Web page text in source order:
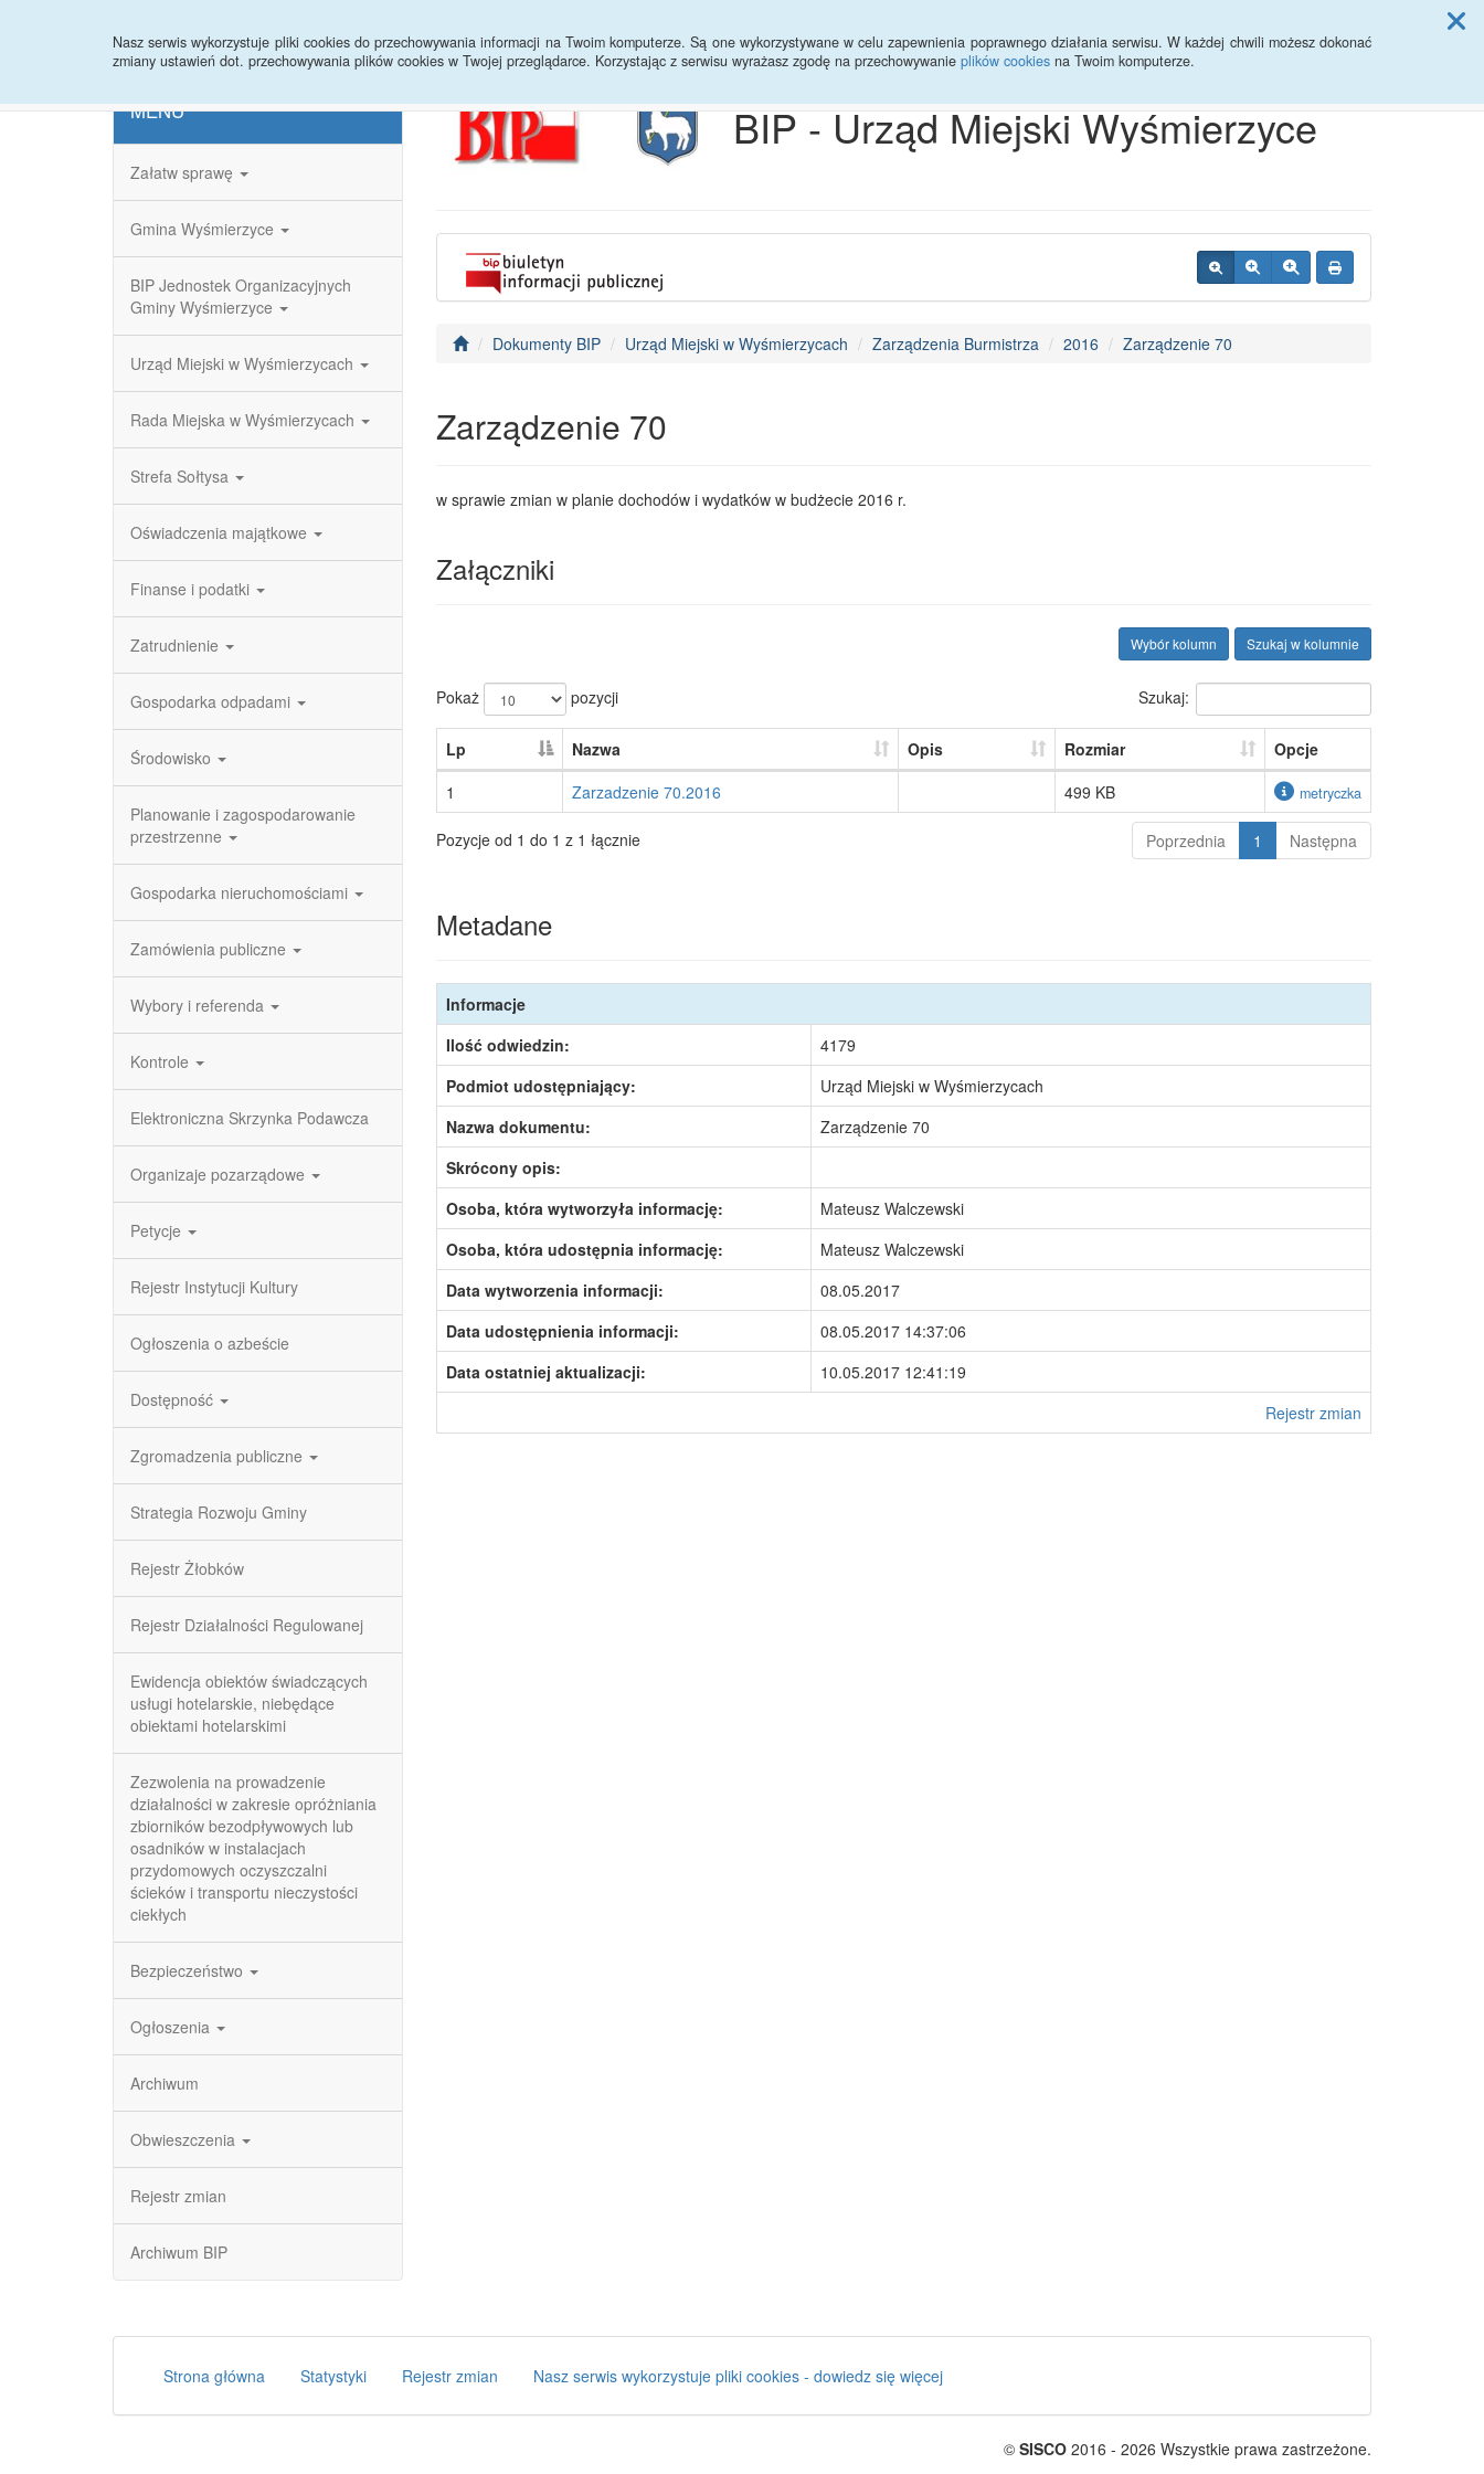
Nasz serwis wykorzystuje pliki cookies do przechowywania informacji na Twoim komputerze. Są one wykorzystywane w celu zapewnienia poprawnego działania serwisu. W każdej chwili możesz dokonać
zmiany ustawień dot. przechowywania plików cookies w Twojej przeglądarce. Korzystając z serwisu wyrażasz zgodę na przechowywanie plików cookies na Twoim komputerze.
Przycisk wyszukaj duży
MENU
Załatw sprawę
Gmina Wyśmierzyce
BIP Jednostek Organizacyjnych
Gminy Wyśmierzyce
Urząd Miejski w Wyśmierzycach
Rada Miejska w Wyśmierzycach
Strefa Sołtysa
Oświadczenia majątkowe
Finanse i podatki
Zatrudnienie
Gospodarka odpadami
Środowisko
Planowanie i zagospodarowanie
przestrzenne
Gospodarka nieruchomościami
Zamówienia publiczne
Wybory i referenda
Kontrole
Elektroniczna Skrzynka Podawcza
Organizaje pozarządowe
Petycje
Rejestr Instytucji Kultury
Ogłoszenia o azbeście
Dostępność
Zgromadzenia publiczne
Strategia Rozwoju Gminy
Rejestr Żłobków
Rejestr Działalności Regulowanej
Ewidencja obiektów świadczących
usługi hotelarskie, niebędące
obiektami hotelarskimi
Zezwolenia na prowadzenie
działalności w zakresie opróżniania
zbiorników bezodpływowych lub
osadników w instalacjach
przydomowych oczyszczalni
ścieków i transportu nieczystości
ciekłych
Bezpieczeństwo
Ogłoszenia
Archiwum
Obwieszczenia
Rejestr zmian
Archiwum BIP
BIP - Urząd Miejski Wyśmierzyce
Dokumenty BIP Urząd Miejski w Wyśmierzycach Zarządzenia Burmistrza 2016 Zarządzenie 70
Zarządzenie 70
w sprawie zmian w planie dochodów i wydatków w budżecie 2016 r.
Załączniki
Szukaj w kolumnie
Wybór kolumn
Pokaż pozycji Szukaj:
Lp Nazwa Opis Rozmiar
Opcje
1
Zarzadzenie 70.2016 499 KB metryczka
Pozycje od 1 do 1 z 1 łącznie Poprzednia 1 Następna
Metadane
Informacje
Ilość odwiedzin:
4179
Podmiot udostępniający:
Urząd Miejski w Wyśmierzycach
Nazwa dokumentu:
Zarządzenie 70
Skrócony opis:
Osoba, która wytworzyła informację:
Mateusz Walczewski
Osoba, która udostępnia informację:
Mateusz Walczewski
Data wytworzenia informacji:
08.05.2017
Data udostępnienia informacji:
08.05.2017 14:37:06
Data ostatniej aktualizacji:
10.05.2017 12:41:19
Rejestr zmian
Strona główna Statystyki Rejestr zmian Nasz serwis wykorzystuje pliki cookies - dowiedz się więcej
© SISCO 2016 - 2026 Wszystkie prawa zastrzeżone.